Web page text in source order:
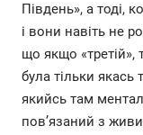
Південь», а тоді,
і вони навіть не
що якщо «третій»,
була тільки якась
якийсь там
пов’язаний з